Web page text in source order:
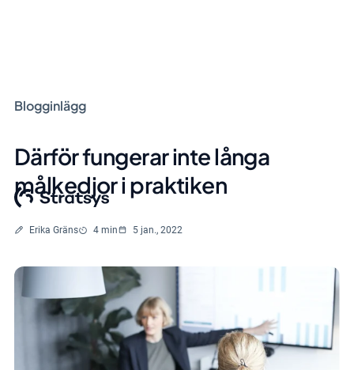
Blogginlägg
Därför fungerar inte långa
målkedjor i praktiken
Skriven av
Erika Gräns Lästid
4 min 5 jan., 2022